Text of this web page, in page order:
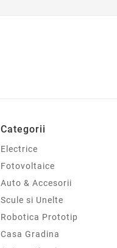
Categorii
Electrice
Fotovoltaice
Auto & Accesorii
Scule si Unelte
Robotica Prototip
Casa Gradina